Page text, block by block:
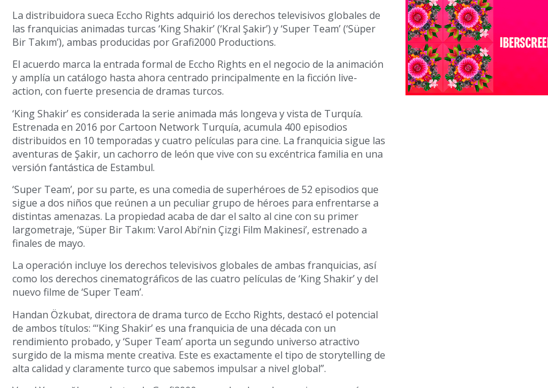
La distribuidora sueca Eccho Rights adquirió los derechos televisivos globales de
las franquicias animadas turcas ‘King Shakir’ (‘Kral Şakir’) y ‘Super Team’ (‘Süper
Bir Takım’), ambas producidas por Grafi2000 Productions.
El acuerdo marca la entrada formal de Eccho Rights en el negocio de la animación
y amplía un catálogo hasta ahora centrado principalmente en la ficción live-
action, con fuerte presencia de dramas turcos.
‘King Shakir’ es considerada la serie animada más longeva y vista de Turquía.
Estrenada en 2016 por Cartoon Network Turquía, acumula 400 episodios
distribuidos en 10 temporadas y cuatro películas para cine. La franquicia sigue las
aventuras de Şakir, un cachorro de león que vive con su excéntrica familia en una
versión fantástica de Estambul.
‘Super Team’, por su parte, es una comedia de superhéroes de 52 episodios que
sigue a dos niños que reúnen a un peculiar grupo de héroes para enfrentarse a
distintas amenazas. La propiedad acaba de dar el salto al cine con su primer
largometraje, ‘Süper Bir Takım: Varol Abi’nin Çizgi Film Makinesi’, estrenado a
finales de mayo.
La operación incluye los derechos televisivos globales de ambas franquicias, así
como los derechos cinematográficos de las cuatro películas de ‘King Shakir’ y del
nuevo filme de ‘Super Team’.
Handan Özkubat, directora de drama turco de Eccho Rights, destacó el potencial
de ambos títulos: “‘King Shakir’ es una franquicia de una década con un
rendimiento probado, y ‘Super Team’ aporta un segundo universo atractivo
surgido de la misma mente creativa. Este es exactamente el tipo de storytelling de
alta calidad y claramente turco que sabemos impulsar a nivel global”.